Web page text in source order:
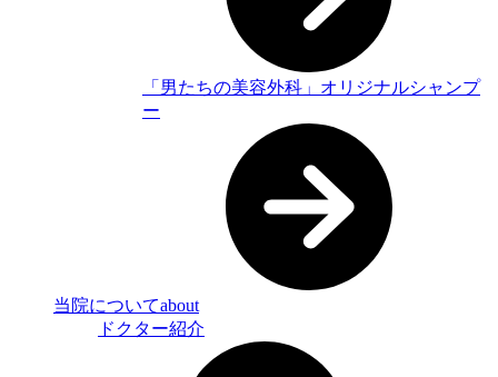
「男たちの美容外科」オリジナルシャンプ
ー
当院についてabout
ドクター紹介